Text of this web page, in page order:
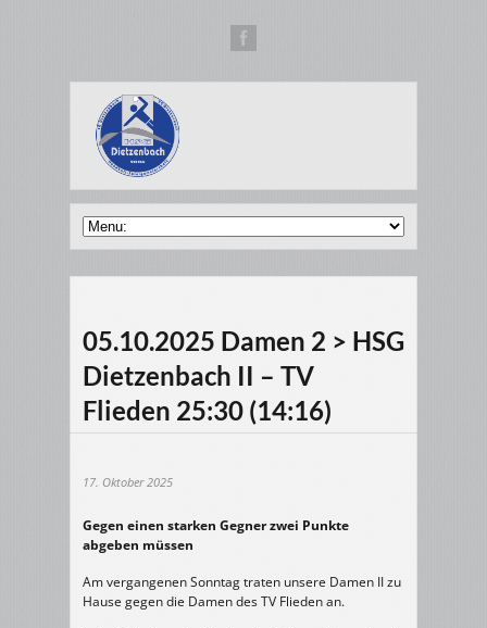
05.10.2025 Damen 2 > HSG
Dietzenbach II – TV
Flieden 25:30 (14:16)
17. Oktober 2025
Gegen einen starken Gegner zwei Punkte
abgeben müssen
Am vergangenen Sonntag traten unsere Damen II zu
Hause gegen die Damen des TV Flieden an.